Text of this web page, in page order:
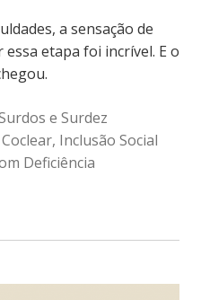
a sensação de
etapa foi incrível. E o
e Surdez
, Inclusão Social
Deficiência